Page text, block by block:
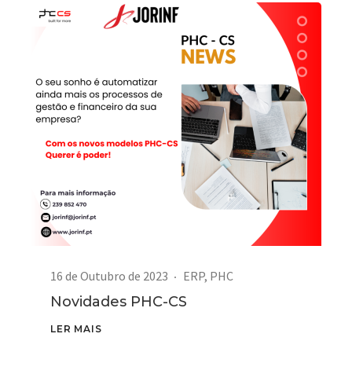
16 de Outubro de 2023 ERP, PHC
Novidades PHC-CS
LER MAIS